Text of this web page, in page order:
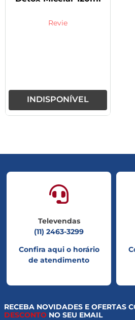
Revie
INDISPONÍVEL
Televendas
(11) 2463-3299
Confira aqui o horário
de atendimento
RECEBA NOVIDADES E OFERTAS
DESCONTO NO SEU EMAIL